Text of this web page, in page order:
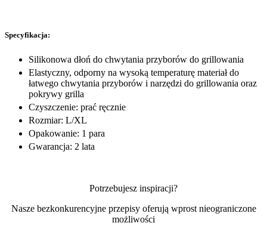
Specyfikacja:
Silikonowa dłoń do chwytania przyborów do grillowania
Elastyczny, odporny na wysoką temperaturę materiał do
łatwego chwytania przyborów i narzędzi do grillowania oraz
pokrywy grilla
Czyszczenie: prać ręcznie
Rozmiar: L/XL
Opakowanie: 1 para
Gwarancja: 2 lata
Potrzebujesz inspiracji?
Nasze bezkonkurencyjne przepisy oferują wprost nieograniczone
możliwości